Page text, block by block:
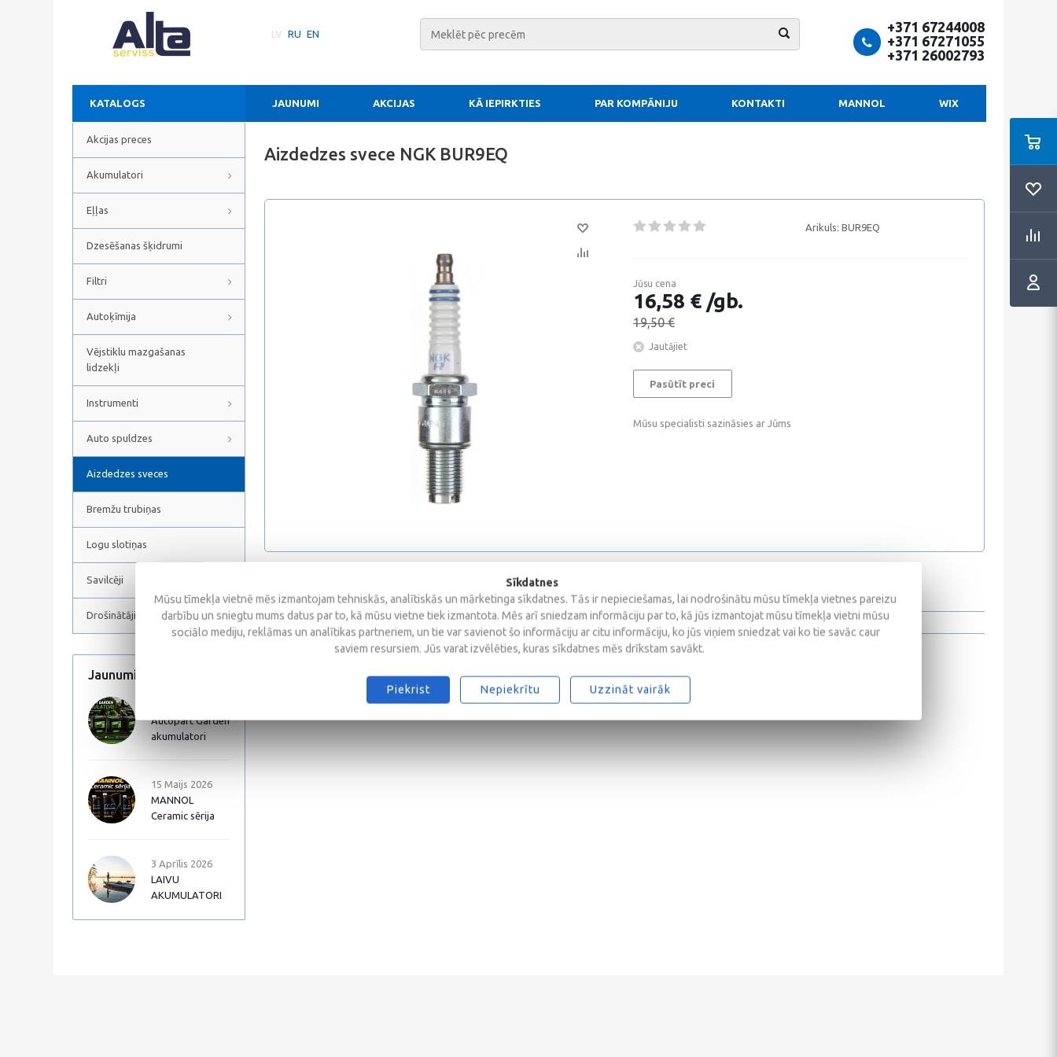
LV RU EN
+371 67244008
+371 67271055
+371 26002793
KATALOGS JAUNUMI AKCIJAS KĀ IEPIRKTIES PAR KOMPĀNIJU KONTAKTI MANNOL WIX
Akcijas preces
Akumulatori
Eļļas
Dzesēšanas šķidrumi
Filtri
Autoķīmija
Vējstiklu mazgašanas
lidzekļi
Instrumenti
Auto spuldzes
Aizdedzes sveces
Bremžu trubiņas
Logu slotiņas
Savilcēji
Drošinātāji
Jaunumi
Autopart Garden
akumulatori
15 Maijs 2026
MANNOL
Ceramic sērija
3 Aprīlis 2026
LAIVU
AKUMULATORI
Aizdedzes svece NGK BUR9EQ
Arikuls: BUR9EQ
Jūsu cena
16,58 € /gb.
19,50 €
Jautājiet
Pasūtīt preci
Mūsu specialisti sazināsies ar Jūms
Atsauksmes
Sīkdatnes
Mūsu tīmekļa vietnē mēs izmantojam tehniskās, analītiskās un mārketinga sīkdatnes. Tās ir nepieciešamas, lai nodrošinātu mūsu tīmekļa vietnes pareizu
darbību un sniegtu mums datus par to, kā mūsu vietne tiek izmantota. Mēs arī sniedzam informāciju par to, kā jūs izmantojat mūsu tīmekļa vietni mūsu
sociālo mediju, reklāmas un analītikas partneriem, un tie var savienot šo informāciju ar citu informāciju, ko jūs viņiem sniedzat vai ko tie savāc caur
saviem resursiem. Jūs varat izvēlēties, kuras sīkdatnes mēs drīkstam savākt.
Piekrist Nepiekrītu Uzzināt vairāk